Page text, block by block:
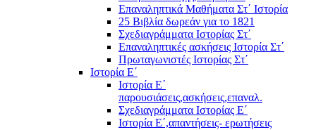
Επαναληπτικά Μαθήματα Στ΄ Ιστορία
25 Βιβλία δωρεάν για το 1821
Σχεδιαγράμματα Ιστορίας Στ΄
Επαναληπτικές ασκήσεις Ιστορία Στ΄
Πρωταγωνιστές Ιστορίας Στ΄
Ιστορία Ε΄
Ιστορία Ε΄
παρουσιάσεις,ασκήσεις,επαναλ.
Σχεδιαγράμματα Ιστορίας Ε΄
Ιστορία Ε΄,απαντήσεις- ερωτήσεις